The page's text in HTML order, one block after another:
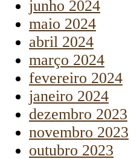
junho 2024
maio 2024
abril 2024
março 2024
fevereiro 2024
janeiro 2024
dezembro 2023
novembro 2023
outubro 2023